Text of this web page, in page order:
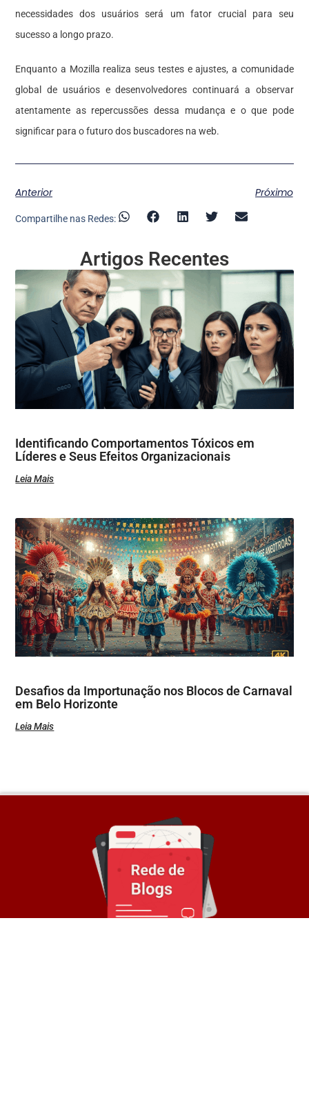
necessidades dos usuários será um fator crucial para seu
sucesso a longo prazo.
Enquanto a Mozilla realiza seus testes e ajustes, a comunidade
global de usuários e desenvolvedores continuará a observar
atentamente as repercussões dessa mudança e o que pode
significar para o futuro dos buscadores na web.
Anterior Próximo
Compartilhe nas Redes:
Artigos Recentes
Identificando Comportamentos Tóxicos em
Líderes e Seus Efeitos Organizacionais
Leia Mais
Desafios da Importunação nos Blocos de Carnaval
em Belo Horizonte
Leia Mais